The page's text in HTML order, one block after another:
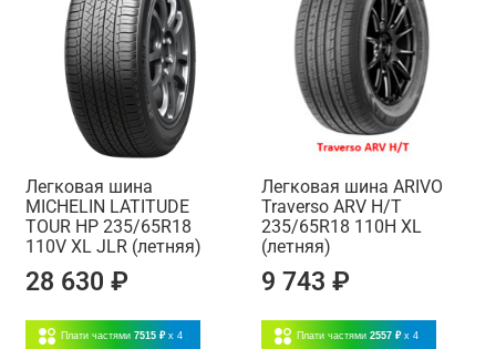
Легковая шина
MICHELIN LATITUDE
TOUR HP 235/65R18
110V XL JLR (летняя)
28 630 ₽
Плати частями 7515 ₽ x 4
Легковая шина ARIVO
Traverso ARV H/T
235/65R18 110H XL
(летняя)
9 743 ₽
Плати частями 2557 ₽ x 4